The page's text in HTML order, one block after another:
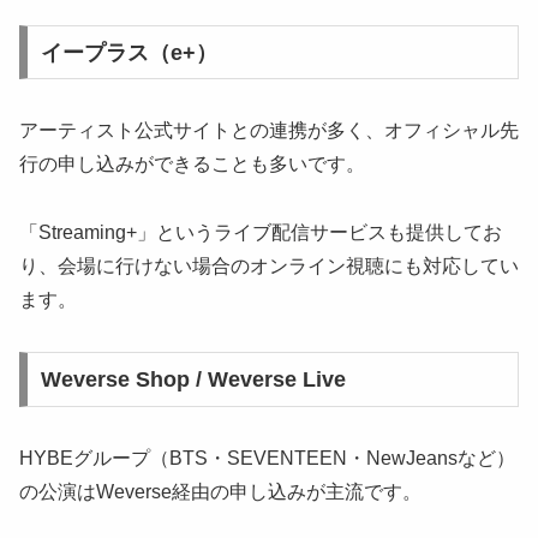
イープラス（e+）
アーティスト公式サイトとの連携が多く、オフィシャル先
行の申し込みができることも多いです。
「Streaming+」というライブ配信サービスも提供してお
り、会場に行けない場合のオンライン視聴にも対応してい
ます。
Weverse Shop / Weverse Live
HYBEグループ（BTS・SEVENTEEN・NewJeansなど）
の公演はWeverse経由の申し込みが主流です。